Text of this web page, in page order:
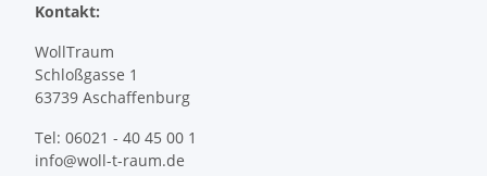
Kontakt:
WollTraum
Schloßgasse 1
63739 Aschaffenburg
Tel: 06021 - 40 45 00 1
info@woll-t-raum.de